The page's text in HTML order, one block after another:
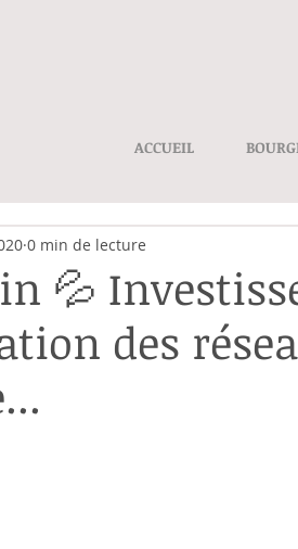
ACCUEIL
💦
des
0 min de lecture